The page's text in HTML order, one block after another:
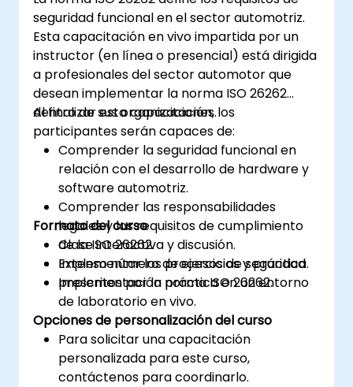
seguridad funcional en el sector automotriz.
Esta capacitación en vivo impartida por un
instructor (en línea o presencial) está dirigida
a profesionales del sector automotor que
desean implementar la norma ISO 26262
dentro de sus organizaciones.
Al finalizar esta capacitación, los
participantes serán capaces de:
Comprender la seguridad funcional en
relación con el desarrollo de hardware y
software automotriz.
Comprender las responsabilidades
legales y los requisitos de cumplimiento
de la ISO 26262.
Implementar los procesos de seguridad
prescritos por la norma ISO 26262.
Formato del curso
Clase interactiva y discusión.
Extenso número de ejercicios y práctica.
Implementación práctica en un entorno
de laboratorio en vivo.
Opciones de personalización del curso
Para solicitar una capacitación
personalizada para este curso,
contáctenos para coordinarlo.